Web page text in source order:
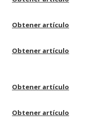
Obtener artículo
Obtener artículo
Obtener artículo
Obtener artículo